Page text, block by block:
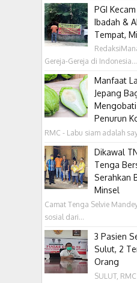
PGI
Ibadah &
Tempat,
Gereja-Gereja di Indonesia...
Manfaat
Jepang
Penurun
RMC - Labu siam adalah
Dikawal
Tenga
Serahkan
Minsel
Camat Tenga Selvie
sosial dari...
3 Pasien
Sulut, 2
Orang
SULUT,